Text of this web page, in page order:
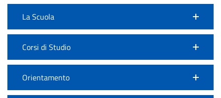
La Scuola
Corsi di Studio
Orientamento